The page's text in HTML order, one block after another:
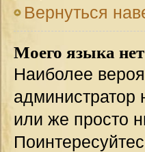
Вернуться
Моего языка
Наиболее
администратор
или же просто